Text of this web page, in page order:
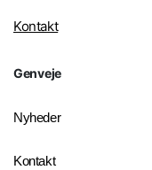
Kontakt
Genveje
Nyheder
Kontakt